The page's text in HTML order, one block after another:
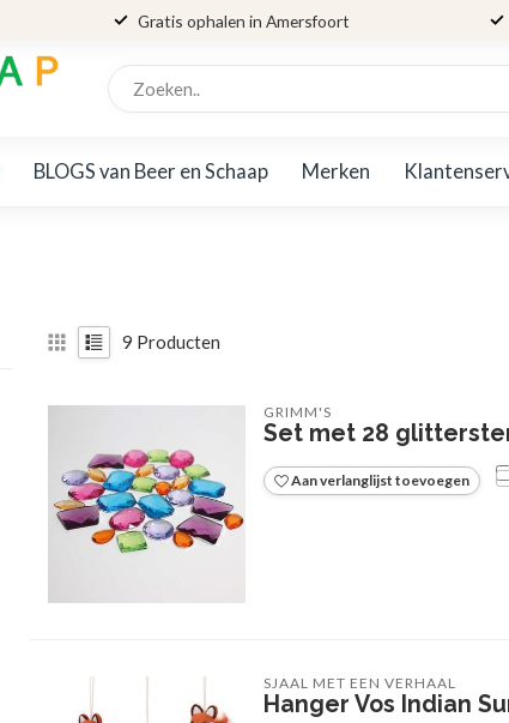
Gratis ophalen in Amersfoort
BLOGS van Beer en Schaap Merken
9 Producten
GRIMM'S
Set met 28
Aan verlanglijst toevoegen
SJAAL MET EEN VERHAAL
Hanger Vos Indian